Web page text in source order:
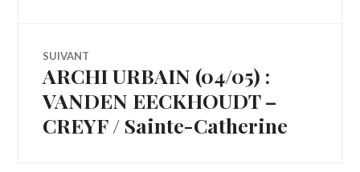
SUIVANT
Article
ARCHI URBAIN (04/05) :
VANDEN EECKHOUDT –
CREYF / Sainte-Catherine